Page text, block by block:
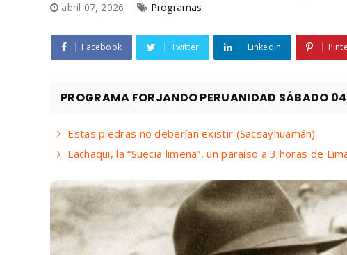
abril 07, 2026 Programas
Facebook Twitter Linkedin
PROGRAMA FORJANDO PERUANIDAD SÁBADO
Estas piedras no deberían existir (Sacsayhuamán)
Lachaqui, la “Suecia limeña”, un paraíso a 3 horas de